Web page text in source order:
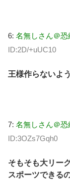
6: 名無しさん＠恐
ID:2D/+uUC10
王様作らないよ
7: 名無しさん＠恐
ID:3OZs7Gqh0
そもそも大リー
スポーツできる